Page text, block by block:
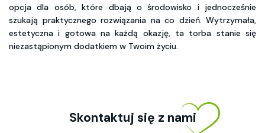
opcja dla osób, które dbają o środowisko i jednocześnie
szukają praktycznego rozwiązania na co dzień. Wytrzymała,
estetyczna i gotowa na każdą okazję, ta torba stanie się
niezastąpionym dodatkiem w Twoim życiu.
Skontaktuj się z nami